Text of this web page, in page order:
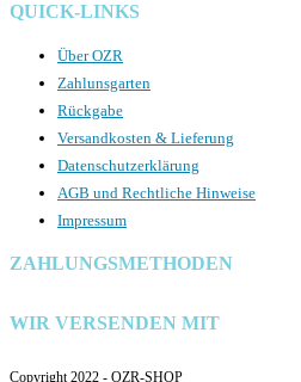
QUICK-LINKS
Über OZR
Zahlunsgarten
Rückgabe
Versandkosten & Lieferung
Datenschutzerklärung
AGB und Rechtliche Hinweise
Impressum
ZAHLUNGSMETHODEN
WIR VERSENDEN MIT
Copyright 2022 - OZR-SHOP